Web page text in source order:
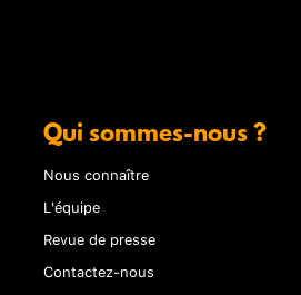
Qui sommes-nous ?
Nous connaître
L'équipe
Revue de presse
Contactez-nous